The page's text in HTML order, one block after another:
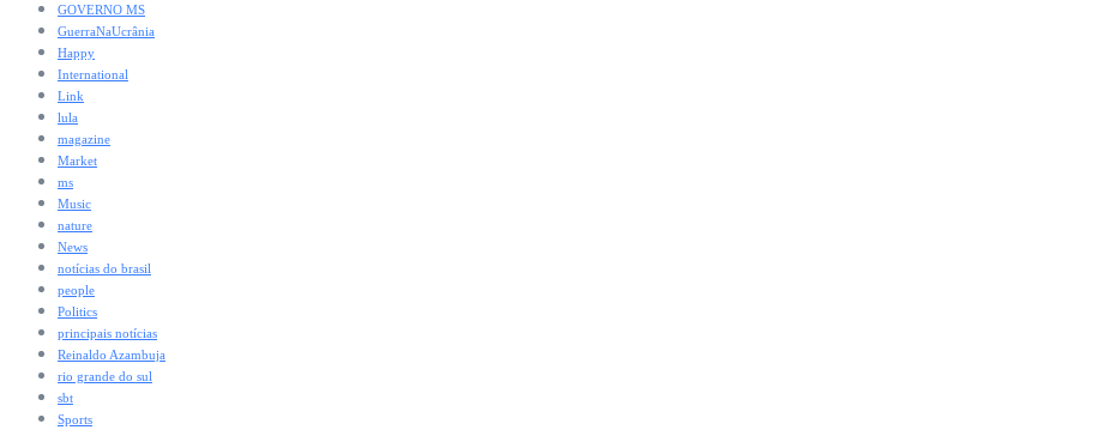
GOVERNO MS
GuerraNaUcrânia
Happy
International
Link
lula
magazine
Market
ms
Music
nature
News
notícias do brasil
people
Politics
principais notícias
Reinaldo Azambuja
rio grande do sul
sbt
Sports